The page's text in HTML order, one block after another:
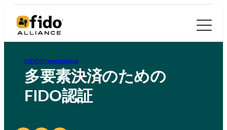
FIDO Presentations
多要素決済のための
FIDO認証